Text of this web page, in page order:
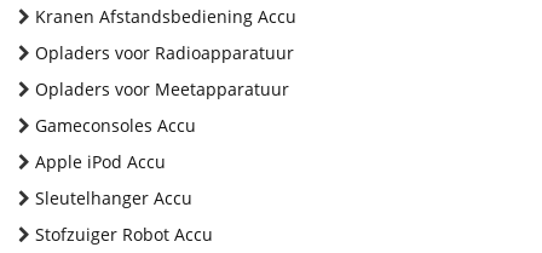
Kranen Afstandsbediening Accu
Opladers voor Radioapparatuur
Opladers voor Meetapparatuur
Gameconsoles Accu
Apple iPod Accu
Sleutelhanger Accu
Stofzuiger Robot Accu